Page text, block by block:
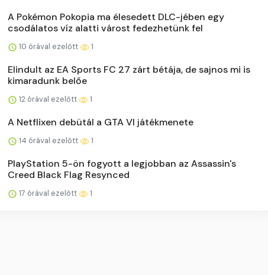
A Pokémon Pokopia ma élesedett DLC-jében egy
csodálatos víz alatti várost fedezhetünk fel
10 órával ezelőtt 1
Elindult az EA Sports FC 27 zárt bétája, de sajnos mi is
kimaradunk belőe
12 órával ezelőtt 1
A Netflixen debütál a GTA VI játékmenete
14 órával ezelőtt 1
PlayStation 5-ön fogyott a legjobban az Assassin's
Creed Black Flag Resynced
17 órával ezelőtt 1